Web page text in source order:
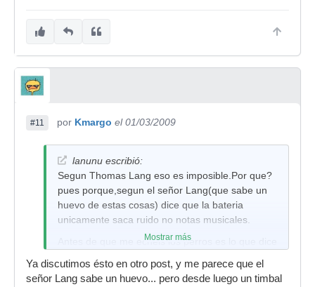
#11 por Kmargo el 01/03/2009
lanunu escribió:
Segun Thomas Lang eso es imposible.Por que?
pues porque,segun el señor Lang(que sabe un
huevo de estas cosas) dice que la bateria
unicamente saca ruido no notas musicales.
Antes de que me echeis los perros es lo que dice
afinar bien.
Mostrar más
Ya discutimos ésto en otro post, y me parece que el
señor Lang sabe un huevo... pero desde luego un timbal